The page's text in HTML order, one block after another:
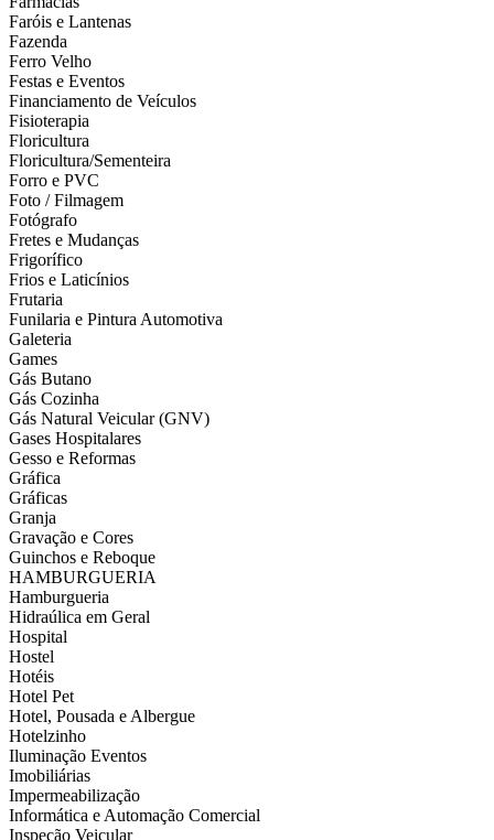
Faróis e Lantenas
Fazenda
Ferro Velho
Festas e Eventos
Financiamento de Veículos
Fisioterapia
Floricultura
Floricultura/Sementeira
Forro e PVC
Foto / Filmagem
Fotógrafo
Fretes e Mudanças
Frigorífico
Frios e Laticínios
Frutaria
Funilaria e Pintura Automotiva
Galeteria
Games
Gás Butano
Gás Cozinha
Gás Natural Veicular (GNV)
Gases Hospitalares
Gesso e Reformas
Gráfica
Gráficas
Granja
Gravação e Cores
Guinchos e Reboque
HAMBURGUERIA
Hamburgueria
Hidraúlica em Geral
Hospital
Hostel
Hotéis
Hotel Pet
Hotel, Pousada e Albergue
Hotelzinho
Iluminação Eventos
Imobiliárias
Impermeabilização
Informática e Automação Comercial
Inspeção Veicular